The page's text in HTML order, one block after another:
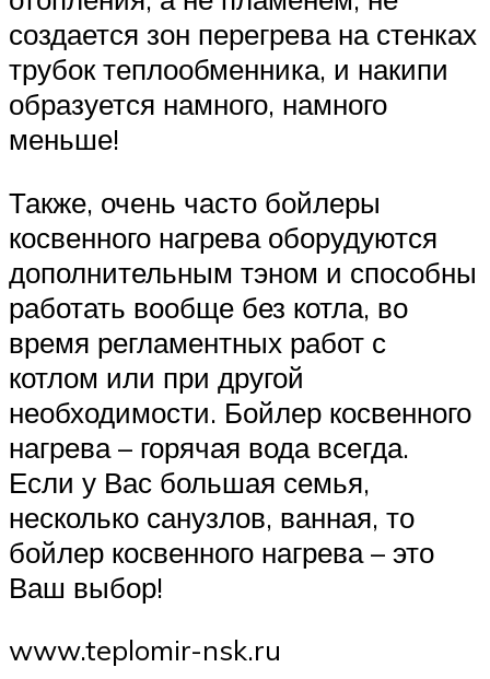
создается зон перегрева на стенках
трубок теплообменника, и накипи
образуется намного, намного
меньше!
Также, очень часто бойлеры
косвенного нагрева оборудуются
дополнительным тэном и способны
работать вообще без котла, во
время регламентных работ с
котлом или при другой
необходимости. Бойлер косвенного
нагрева – горячая вода всегда.
Если у Вас большая семья,
несколько санузлов, ванная, то
бойлер косвенного нагрева – это
Ваш выбор!
www.teplomir-nsk.ru